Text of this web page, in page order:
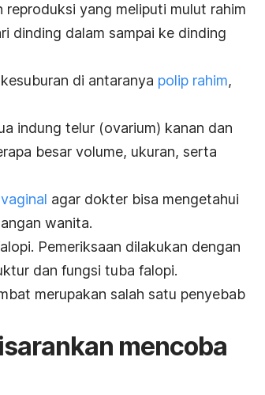
yang meliputi mulut rahim
dinding dalam sampai ke dinding
di antaranya polip rahim,
indung telur (ovarium) kanan dan
besar volume, ukuran, serta
agar dokter bisa mengetahui
wanita.
Pemeriksaan dilakukan dengan
dan fungsi tuba falopi.
merupakan salah satu penyebab
mencoba